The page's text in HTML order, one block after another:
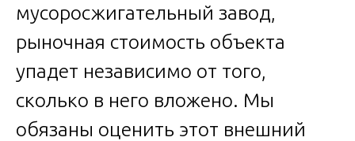
мусоросжигательный завод,
рыночная стоимость объекта
упадет независимо от того,
сколько в него вложено. Мы
обязаны оценить этот внешний